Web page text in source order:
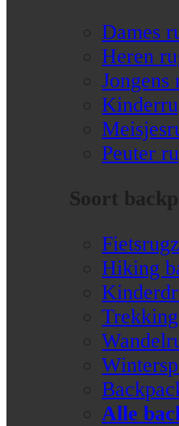
Dames
Heren
Jongens
Peuter
Soort
Hiking
Alle